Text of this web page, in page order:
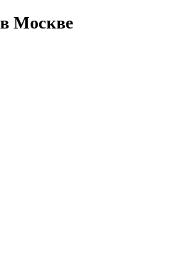
в Москве